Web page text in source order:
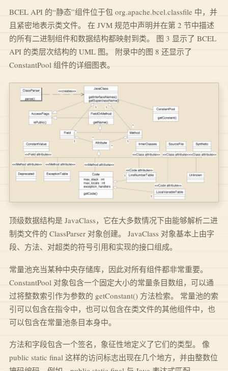
BCEL API 的“静态”组件位于包 org.apache.bcel.classfile 中，并
且紧密地表示类文件。 在 JVM 规范中声明并在第 2 节中描述
的所有二进制组件和数据结构都映射到类。 图 3 显示了 BCEL
API 的类层次结构的 UML 图。 附录中的图 8 还显示了
ConstantPool 组件的详细图表。
顶级数据结构是 JavaClass，它在大多数情况下由能够解析二进
制类文件的 ClassParser 对象创建。 JavaClass 对象基本上由字
段、方法、对超类的符号引用和实现的接口组成。
常量池充当某种中央存储库，因此对所有组件都非常重要。
ConstantPool 对象包含一个固定大小的常量条目数组，可以通
过将整数索引作为参数的 getConstant() 方法检索。 常量池的索
引可以包含在指令中，也可以包含在类文件的其他组件中，也
可以包含在常量池条目本身中。
方法和字段包含一个签名，象征性地定义了它们的类型。 像
public static final 这样的访问标志出现在几个地方，并由整数位